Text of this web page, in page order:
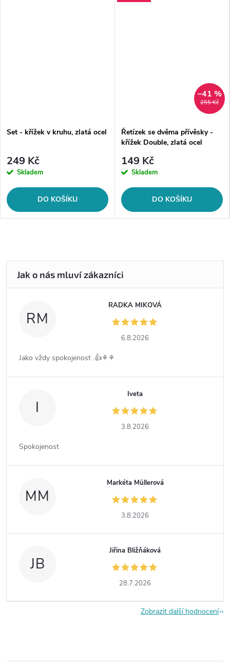
Set - křížek v kruhu, zlatá ocel
249 Kč
Skladem
DO KOŠÍKU
255 Kč
–41 %
Řetízek se dvěma přívěsky -
křížek Double, zlatá ocel
149 Kč
Skladem
DO KOŠÍKU
RM
RADKA MIKOVÁ
6.8.2026
Jako vždy spokojenost .👍⚘️⚘️
I
Iveta
3.8.2026
Spokojenost
MM
Markéta Müllerová
3.8.2026
JB
Jiřina Bližňáková
28.7.2026
Zobrazit další hodnocení